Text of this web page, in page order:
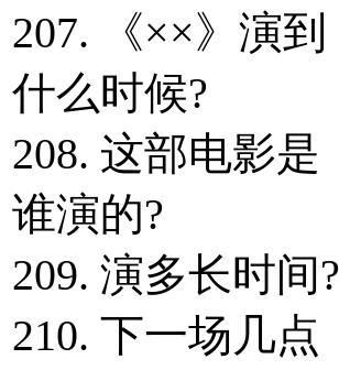
207. 《××》演到
什么时候?
208. 这部电影是
谁演的?
209. 演多长时间?
210. 下一场几点